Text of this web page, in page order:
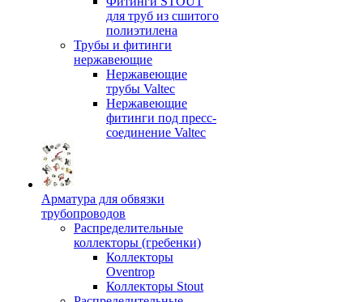
для труб из сшитого
полиэтилена
Трубы и фитинги
нержавеющие
Нержавеющие
трубы Valtec
Нержавеющие
фитинги под пресс-
соединение Valtec
Арматура для обвязки
трубопроводов
Распределительные
коллекторы (гребенки)
Коллекторы
Oventrop
Коллекторы Stout